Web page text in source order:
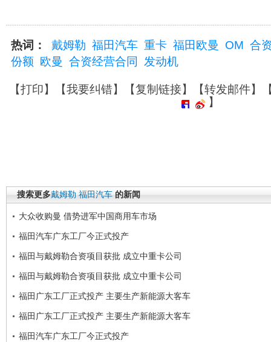
热词： 戴姆勒 福田汽车 重卡 福田欧曼 OM 合
份额 欧曼 合资经营合同 发动机
【打印】【我要纠错】【复制链接】【转发邮件】
】
搜索更多戴姆勒 福田汽车 的新闻
大众收购曼 借势进军中国商用车市场
福田汽车广东工厂今正式投产
福田与戴姆勒合资项目获批 成立中重卡公司
福田与戴姆勒合资项目获批 成立中重卡公司
福田广东工厂正式投产 主要生产新能源大客车
福田广东工厂正式投产 主要生产新能源大客车
福田汽车广东工厂今正式投产